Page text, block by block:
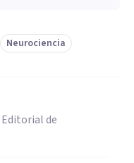
Neurociencia
de